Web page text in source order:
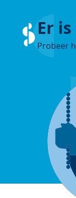
Er
Probeer